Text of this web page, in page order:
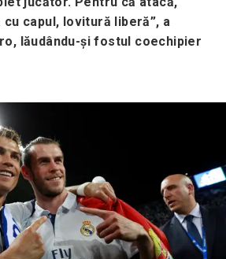
capul, lovitură liberă”, a
lăudându-și fostul coechipier